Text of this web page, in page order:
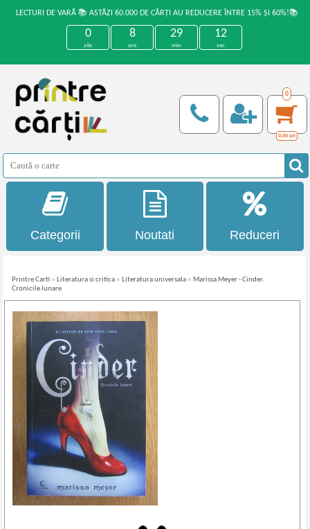
LECTURI DE VARĂ 📚 ASTĂZI 60.000 DE CĂRȚI AU REDUCERE ÎNTRE 15% ȘI 60%!📚
0
zile
8
ore
29
min
12
sec
0
0,00 Lei
Categorii Noutati Reduceri
Printre Carti » Literatura si critica » Literatura universala » Marissa Meyer - Cinder.
Cronicile lunare